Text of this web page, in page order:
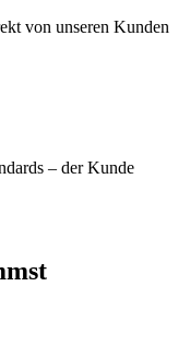
von unseren Kunden
– der Kunde